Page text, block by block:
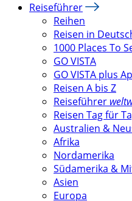
Reiseführer
Reihen
Reisen in
1000 Places To
GO VISTA
GO VISTA plus
Reisen A bis Z
Reiseführer
Reisen Tag für
Australien &
Afrika
Nordamerika
Südamerika &
Asien
Europa